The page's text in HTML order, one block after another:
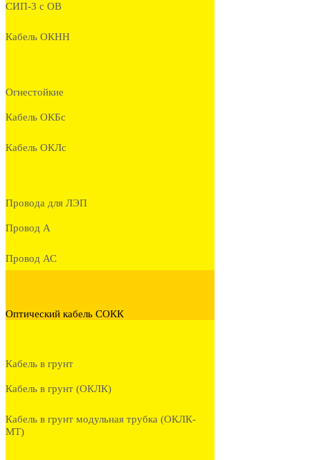
СИП-3 с ОВ
Кабель ОКНН
Огнестойкие
Кабель ОКБc
Кабель ОКЛc
Провода для ЛЭП
Провод А
Провод АС
Оптический кабель СОКК
Кабель в грунт
Кабель в грунт (ОКЛК)
Кабель в грунт модульная трубка (ОКЛК-
МТ)